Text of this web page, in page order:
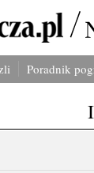
Poradnik